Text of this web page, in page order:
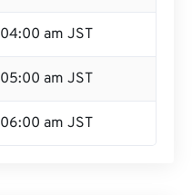
04:00 am JST
05:00 am JST
06:00 am JST